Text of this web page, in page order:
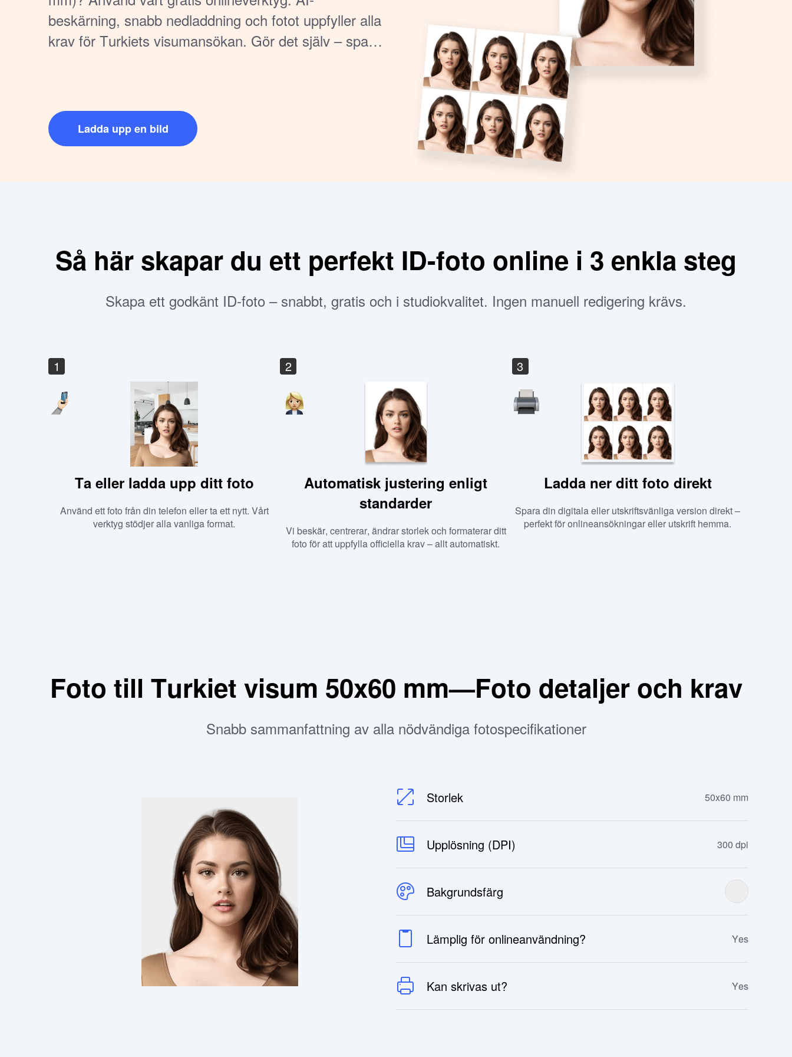
beskärning, snabb nedladdning och fotot uppfyller alla
krav för Turkiets visumansökan. Gör det själv – spara
Ladda upp en bild
Så här skapar du ett perfekt ID-foto online i 3 enkla steg
Skapa ett godkänt ID-foto – snabbt, gratis och i studiokvalitet. Ingen manuell redigering krävs.
1
Ta eller ladda upp ditt foto
Använd ett foto från din telefon eller ta ett nytt. Vårt
verktyg stödjer alla vanliga format.
2
Automatisk justering enligt
standarder
Vi beskär, centrerar, ändrar storlek och formaterar ditt
foto för att uppfylla officiella krav – allt automatiskt.
3
Ladda ner ditt foto direkt
Spara din digitala eller utskriftsvänliga version direkt –
perfekt för onlineansökningar eller utskrift hemma.
Foto till Turkiet visum 50x60 mm—Foto detaljer och krav
Snabb sammanfattning av alla nödvändiga fotospecifikationer
Storlek 50x60 mm
Upplösning (DPI) 300 dpi
Bakgrundsfärg
Lämplig för onlineanvändning? Yes
Kan skrivas ut? Yes